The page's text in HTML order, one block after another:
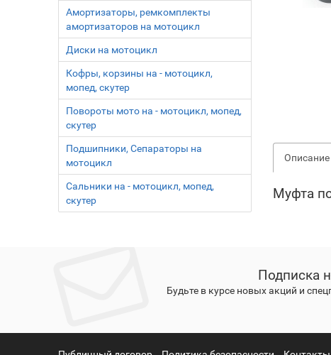
Амортизаторы, ремкомплекты
амортизаторов на мотоцикл
Диски на мотоцикл
Кофры, корзины на - мотоцикл,
мопед, скутер
Повороты мото на - мотоцикл, мопед,
скутер
Подшипники, Сепараторы на
мотоцикл
Сальники на - мотоцикл, мопед,
скутер
Описание
Муфта
Подписка
Будьте в курсе новых акций и